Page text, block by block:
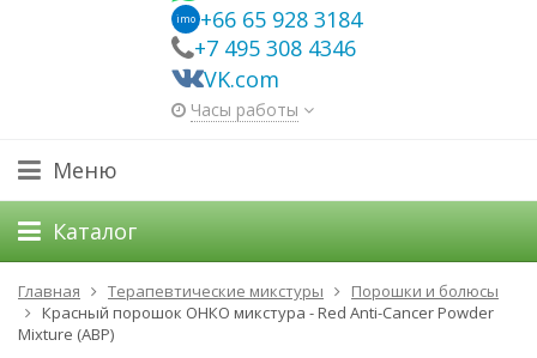
imo +66 65 928 3184
+7 495 308 4346
VK.com
Часы работы
Меню
Каталог
Главная Терапевтические микстуры
Порошки и болюсы
Красный порошок ОНКО микстура - Red Anti-Cancer Powder
Mixture (ABP)